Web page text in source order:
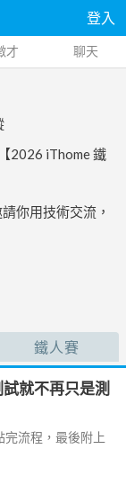
登入
才 聊天
2026 iThome 鐵
你用技術交流，
鐵人賽
就不再只是測
流程，最後附上